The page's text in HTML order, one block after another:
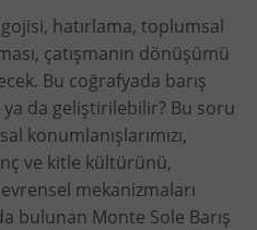
hatırlama, toplumsal
çatışmanın dönüşümü
Bu coğrafyada barış
da geliştirilebilir? Bu soru
konumlanışlarımızı,
ve kitle kültürünü,
mekanizmaları
bulunan Monte Sole Barış